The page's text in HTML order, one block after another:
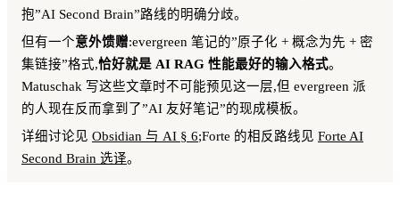
抱”AI Second Brain”路线的明确分歧。
但有一个意外馈赠:evergreen 笔记的”原子化 + 概念为先 + 密
集链接”格式,恰好就是 AI RAG 性能最好的输入格式。
Matuschak 写这些文章时不可能预见这一层,但 evergreen 派
的人现在反而拿到了”AI 友好笔记”的现成模板。
详细讨论见 Obsidian 与 AI § 6;Forte 的相反路线见 Forte AI
Second Brain 选译。